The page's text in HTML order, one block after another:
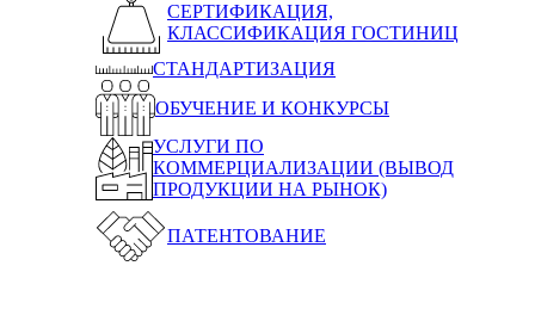
СЕРТИФИКАЦИЯ,
КЛАССИФИКАЦИЯ ГОСТИНИЦ
СТАНДАРТИЗАЦИЯ
ОБУЧЕНИЕ И КОНКУРСЫ
УСЛУГИ ПО
КОММЕРЦИАЛИЗАЦИИ (ВЫВОД
ПРОДУКЦИИ НА РЫНОК)
ПАТЕНТОВАНИЕ